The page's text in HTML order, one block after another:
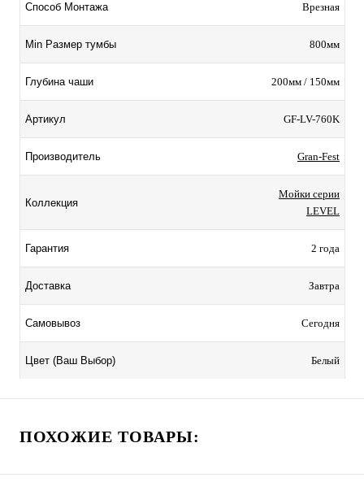
Способ Монтажа Врезная
Min Размер тумбы 800мм
Глубина чаши 200мм / 150мм
Артикул GF-LV-760K
Производитель Gran-Fest
Коллекция
Мойки серии
LEVEL
Гарантия 2 года
Доставка Завтра
Самовывоз Сегодня
Цвет (Ваш Выбор) Белый
ПОХОЖИЕ ТОВАРЫ: